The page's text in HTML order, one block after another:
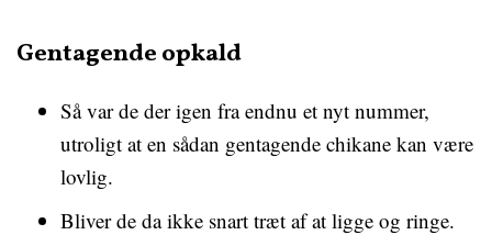
Gentagende opkald
Så var de der igen fra endnu et nyt nummer,
utroligt at en sådan gentagende chikane kan være
lovlig.
Bliver de da ikke snart træt af at ligge og ringe.